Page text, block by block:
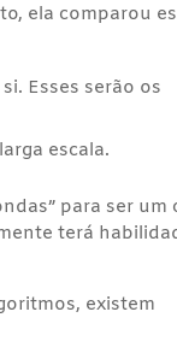
ela comparou
Esses serão os
escala.
para ser um
terá
existem